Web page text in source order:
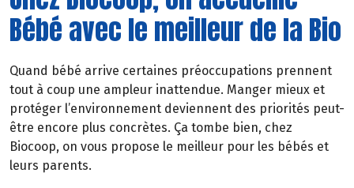
Bébé avec le meilleur de la Bio
Quand bébé arrive certaines préoccupations prennent
tout à coup une ampleur inattendue. Manger mieux et
protéger l’environnement deviennent des priorités peut-
être encore plus concrètes. Ça tombe bien, chez
Biocoop, on vous propose le meilleur pour les bébés et
leurs parents.